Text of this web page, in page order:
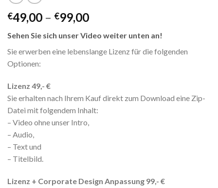
€49,00 – €99,00
Sehen Sie sich unser Video weiter unten an!
Sie erwerben eine lebenslange Lizenz für die folgenden
Optionen:
Lizenz 49,- €
Sie erhalten nach Ihrem Kauf direkt zum Download eine Zip-
Datei mit folgendem Inhalt:
– Video ohne unser Intro,
– Audio,
– Text und
– Titelbild.
Lizenz + Corporate Design Anpassung 99,- €